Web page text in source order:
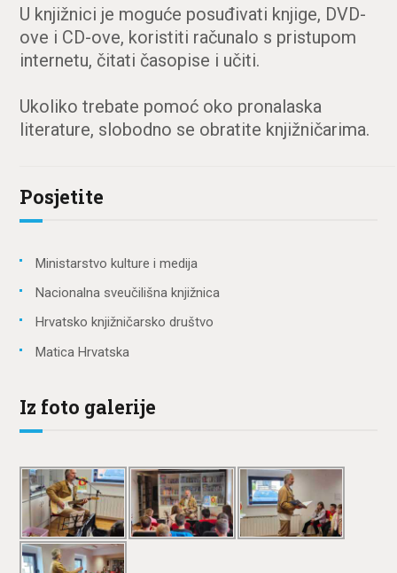
U knjižnici je moguće posuđivati knjige, DVD-
ove i CD-ove, koristiti računalo s pristupom
internetu, čitati časopise i učiti.
Ukoliko trebate pomoć oko pronalaska
literature, slobodno se obratite knjižničarima.
Posjetite
Ministarstvo kulture i medija
Nacionalna sveučilišna knjižnica
Hrvatsko knjižničarsko društvo
Matica Hrvatska
Iz foto galerije